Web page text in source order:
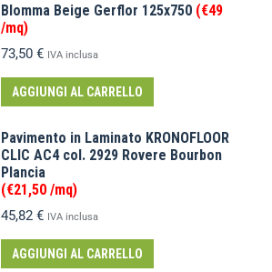
Blomma Beige Gerflor 125x750 (€49
/mq)
73,50 € IVA inclusa
AGGIUNGI AL CARRELLO
Pavimento in Laminato KRONOFLOOR
CLIC AC4 col. 2929 Rovere Bourbon
Plancia
(€21,50 /mq)
45,82 € IVA inclusa
AGGIUNGI AL CARRELLO